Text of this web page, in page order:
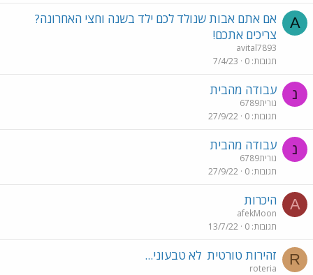
A
אם אתם אבות שנולד לכם ילד בשנה וחצי האחרונה?
צריכים אתכם!
avital7893
תגובות 0
7/4/23
נ עבודה מהבית
נורית6789
תגובות 0
27/9/22
נ עבודה מהבית
נורית6789
תגובות 0
27/9/22
A היכרות
afekMoon
תגובות 0
13/7/22
R זהירות טורטית לא טבעוני...
roteria